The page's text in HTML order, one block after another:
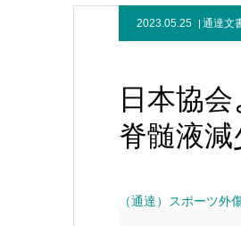
2023.05.25 通達文
日本協
脊髄液
（通達）スポーツ